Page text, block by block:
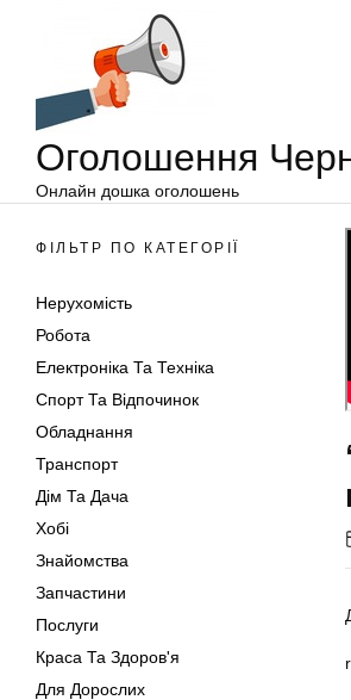
Оголошення
Онлайн дошка оголошень
ФІЛЬТР ПО КАТЕГОРІЇ
Нерухомість
Робота
Електроніка Та Техніка
Спорт Та Відпочинок
Обладнання
Транспорт
Дім Та Дача
Хобі
Знайомства
Запчастини
Послуги
Краса Та Здоров'я
Для Дорослих